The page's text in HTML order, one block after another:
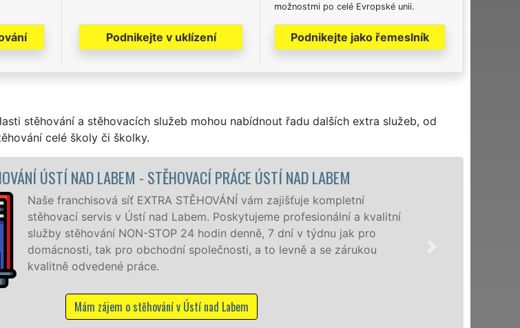
Podnikejte v uklízení
možnostmi po celé Evropské unii.
Podnikejte jako řemeslník
stěhování a stěhovacích služeb mohou nabídnout řadu dalších extra služeb, od
celé školy či školky.
ÚSTÍ NAD LABEM
zajišťuje kompletní
profesionální a kvalitní
7 dní v týdnu jak pro
a to levně a se zárukou
STĚHOVACÍ SLUŽBA ÚSTÍ NAD